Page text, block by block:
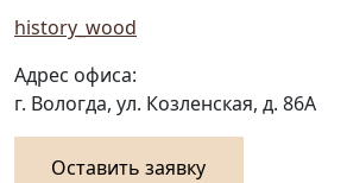
history_wood
Адрес офиса:
г. Вологда, ул. Козленская, д. 86А
Оставить заявку